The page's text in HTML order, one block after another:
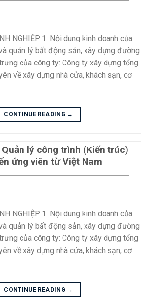
NGHIỆP 1. Nội dung kinh doanh của
quản lý bất động sản, xây dựng đường
của công ty: Công ty xây dựng tổng
về xây dựng nhà cửa, khách sạn, cơ
CONTINUE READING →
lý công trình (Kiến trúc)
ứng viên từ Việt Nam
NGHIỆP 1. Nội dung kinh doanh của
quản lý bất động sản, xây dựng đường
của công ty: Công ty xây dựng tổng
về xây dựng nhà cửa, khách sạn, cơ
CONTINUE READING →